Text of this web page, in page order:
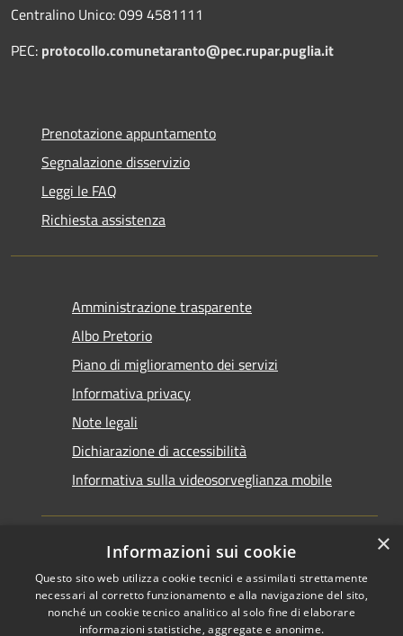
Centralino Unico: 099 4581111
PEC: protocollo.comunetaranto@pec.rupar.puglia.it
Prenotazione appuntamento
Segnalazione disservizio
Leggi le FAQ
Richiesta assistenza
Amministrazione trasparente
Albo Pretorio
Piano di miglioramento dei servizi
Informativa privacy
Note legali
Dichiarazione di accessibilità
Informativa sulla videosorveglianza mobile
RSS
Accessibilità
Copyright © 2026 • Comune di
Taranto • Powered by
×
Informazioni sui cookie
Questo sito web utilizza cookie tecnici e assimilati strettamente
necessari al corretto funzionamento e alla navigazione del sito,
nonché un cookie tecnico analitico al solo fine di elaborare
informazioni statistiche, aggregate e anonime.